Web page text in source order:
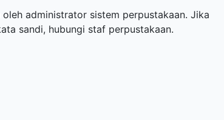
administrator sistem perpustakaan. Jika
sandi, hubungi staf perpustakaan.